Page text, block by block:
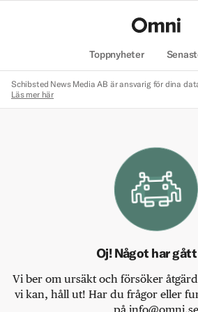
Toppnyheter
Schibsted News Media AB är ansvarig för dina
Läs mer här
Oj! Något har
Vi ber om ursäkt och försöker
vi kan, håll ut! Har du frågor eller